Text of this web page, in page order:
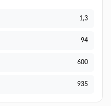
1,3
94
600
935